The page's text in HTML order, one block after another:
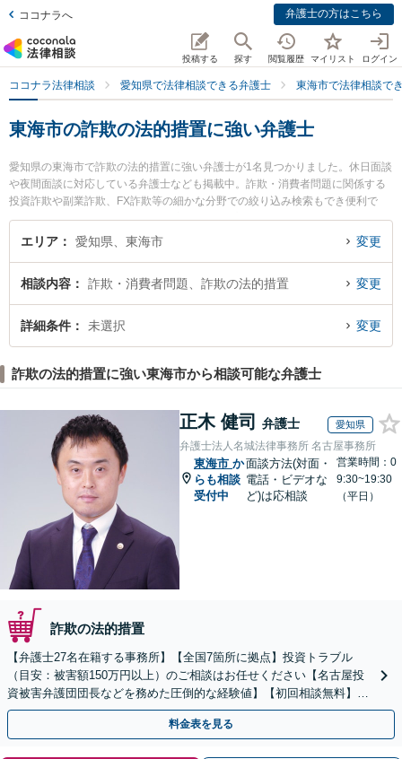
ココナラへ 弁護士の方はこちら
投稿する 探す 閲覧履歴 マイリスト ログイン
ココナラ法律相談 愛知県で法律相談できる弁護士 東海市で法律相談で
東海市の詐欺の法的措置に強い弁護士
愛知県の東海市で詐欺の法的措置に強い弁護士が1名見つかりました。休日面談
や夜間面談に対応している弁護士なども掲載中。詐欺・消費者問題に関係する
投資詐欺や副業詐欺、FX詐欺等の細かな分野での絞り込み検索もでき便利で
す。特にいろは法律事務所の林 佳宏弁護士のプロフィール情報や弁護士費用、
強みなどが注目されています。『東海市で土日や夜間に発生した詐欺の法的措
を法律相談できる東海市内の弁護士に相談予約したい』などでお困りの相談者
さんにおすすめです。
エリア 愛知県、東海市 変更
相談内容 詐欺・消費者問題、詐欺の法的措置 変更
詳細条件 未選択 変更
詐欺の法的措置に強い東海市から相談可能な弁護士
正木 健司 弁護士 愛知県
弁護士法人名城法律事務所 名古屋事務所
東海市 か
らも相談
受付中
面談方法(対面・
電話・ビデオな
ど)は応相談
営業時間：0
9:30~19:30
（平日）
詐欺の法的措置
【弁護士27名在籍する事務所】【全国7箇所に拠点】投資トラブル
（目安：被害額150万円以上）のご相談はお任せください【名古屋投
資被害弁護団団長などを務めた圧倒的な経験値】【初回相談無料】先
物取引、証券取引、仮想通貨、FX被害、マルチ商法など
料金表を見る